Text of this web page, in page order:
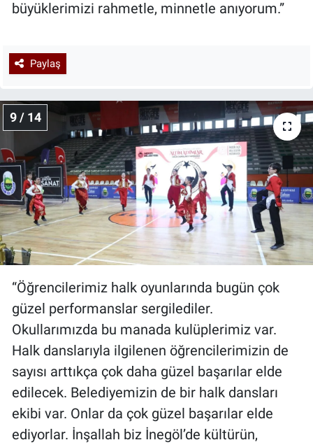
büyüklerimizi rahmetle, minnetle anıyorum.”
Paylaş
9 / 14
“Öğrencilerimiz halk oyunlarında bugün çok
güzel performanslar sergilediler.
Okullarımızda bu manada kulüplerimiz var.
Halk danslarıyla ilgilenen öğrencilerimizin de
sayısı arttıkça çok daha güzel başarılar elde
edilecek. Belediyemizin de bir halk dansları
ekibi var. Onlar da çok güzel başarılar elde
ediyorlar. İnşallah biz İnegöl’de kültürün,